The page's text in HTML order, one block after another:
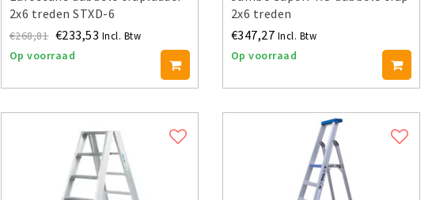
2x6 treden STXD-6
€268,81 €233,53 Incl. Btw
Op voorraad
2x6 treden
€347,27 Incl. Btw
Op voorraad